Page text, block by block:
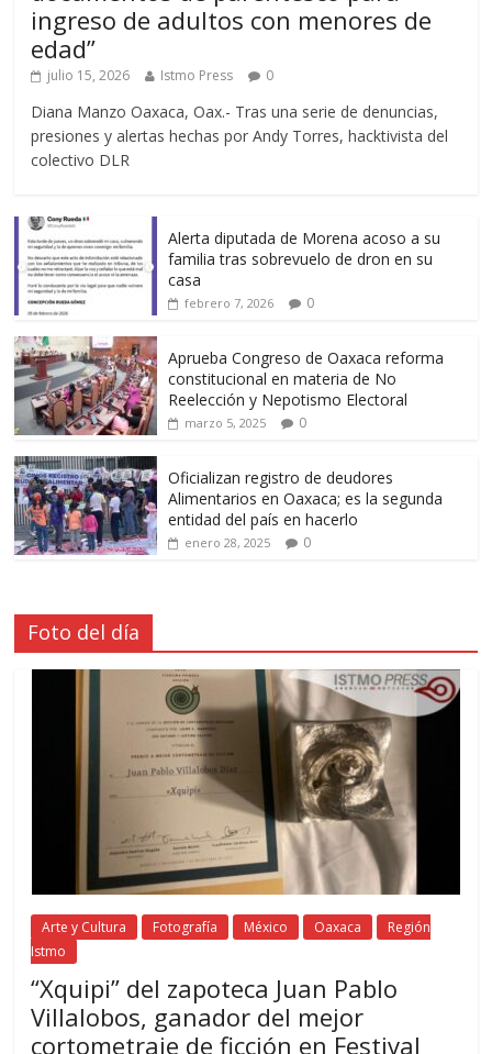
ingreso de adultos con menores de
edad”
julio 15, 2026 Istmo Press 0
Diana Manzo Oaxaca, Oax.- Tras una serie de denuncias,
presiones y alertas hechas por Andy Torres, hacktivista del
colectivo DLR
Alerta diputada de Morena acoso a su
familia tras sobrevuelo de dron en su
casa
febrero 7, 2026 0
Aprueba Congreso de Oaxaca reforma
constitucional en materia de No
Reelección y Nepotismo Electoral
marzo 5, 2025 0
Oficializan registro de deudores
Alimentarios en Oaxaca; es la segunda
entidad del país en hacerlo
enero 28, 2025 0
Foto del día
Arte y Cultura Fotografía México Oaxaca
Región
Istmo
“Xquipi” del zapoteca Juan Pablo
Villalobos, ganador del mejor
cortometraje de ficción en Festival